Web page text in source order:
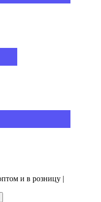
и в розницу |